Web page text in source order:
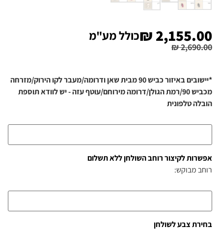
₪2,690.00
₪ 2,155.00 כולל מע"מ
*יישובים באיזור כביש 90 מבית שאן ודרומה/מעבר לקו הירוק/מזרחה
מכביש 90/רמת הגולן/דרומה מירוחם/עוטף עזה - יש לוודא תוספת
הובלה טלפונית
אפשרות לקיצור רוחב השולחן ללא תשלום
רוחב מבוקש:
בחירת צבע לשולחן